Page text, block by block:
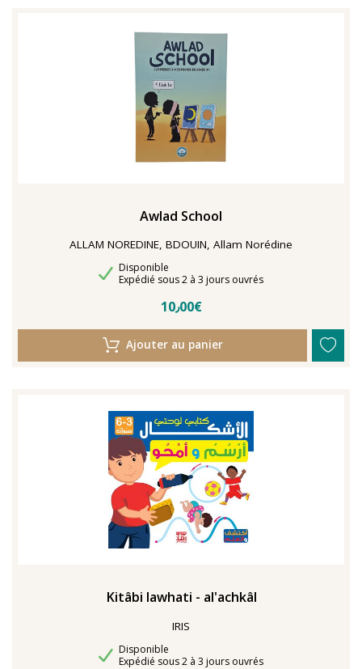
Awlad School
ALLAM NOREDINE, BDOUIN, Allam Norédine
Disponibilité
Disponible
Délais de livraison
Expédié sous 2 à 3 jours ouvrés
10٫00€
Ajouter au panier
Kitâbi lawhati - al'achkâl
IRIS
Disponibilité
Disponible
Délais de livraison
Expédié sous 2 à 3 jours ouvrés